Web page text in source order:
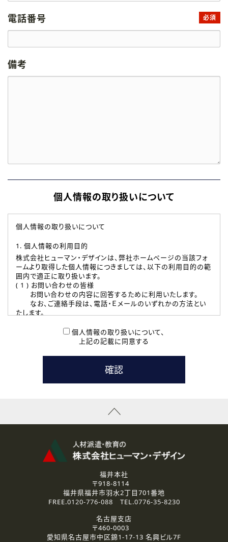
電話番号 必須
備考
個人情報の取り扱いについて
個人情報の取り扱いについて
1. 個人情報の利用目的
株式会社ヒューマン・デザインは、弊社ホームページの当該フォ
ームより取得した個人情報につきましては、以下の利用目的の範
囲内で適正に取り扱います。
( 1 ) お問い合わせの皆様
お問い合わせの内容に回答するために利用いたします。
なお、ご連絡手段は、電話・Ｅメールのいずれかの方法とい
たします。
本登録に関するご連絡および本登録時の参考情報として利
たします。
( 3 ) スタッフ派遣を検討されている企業の皆様
お問い合わせの内容に回答するために利用いたします。
なお、ご連絡手段は、電話・Ｅメールのいずれかの方法とい
資料送付、受講相談に関するご連絡のために利用いたしま
その他、お問い合わせの内容に回答するために利用いたし
なお、ご連絡手段は、電話・Ｅメールのいずれかの方法とい
2.個人情報の第三者提供
ご提供いただいた個人情報は、法令等の規定に従う場合を除き、
3.個人情報の取り扱いの委託
弊社の定める個人情報保護の評価基準を満たした委託先に、個
個人情報の取り扱いについて、
上記の記載に同意する
福井本社
〒918-8114
福井県福井市羽水2丁目701番地
FREE.0120-776-088 TEL.0776-35-8230
名古屋支店
〒460-0003
愛知県名古屋市中区錦1-17-13 名興ビル7F